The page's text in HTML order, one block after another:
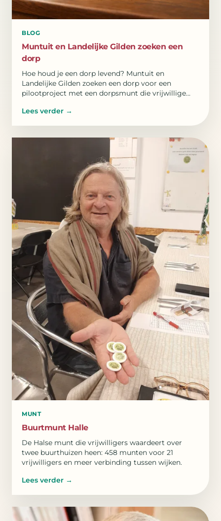
BLOG
Muntuit en Landelijke Gilden zoeken een
dorp
Hoe houd je een dorp levend? Muntuit en
Landelijke Gilden zoeken een dorp voor een
pilootproject met een dorpsmunt die vrijwillige
Lees verder →
MUNT
Buurtmunt Halle
De Halse munt die vrijwilligers waardeert over
twee buurthuizen heen: 458 munten voor 21
vrijwilligers en meer verbinding tussen wijken.
Lees verder →